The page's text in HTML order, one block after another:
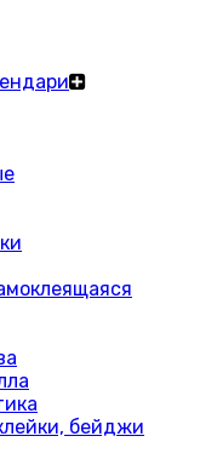
бейджи